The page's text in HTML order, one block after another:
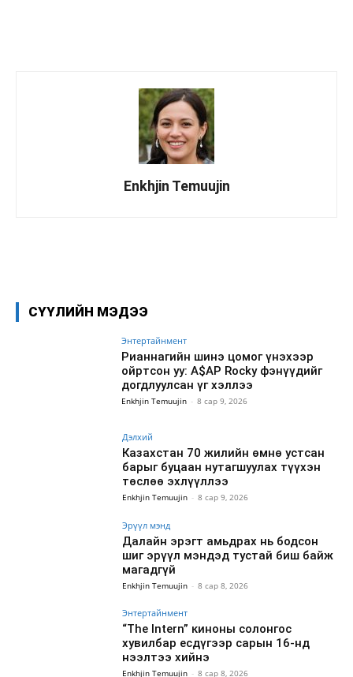
Enkhjin Temuujin
СҮҮЛИЙН МЭДЭЭ
Энтертайнмент
Рианнагийн шинэ цомог үнэхээр
ойртсон уу: A$AP Rocky фэнүүдийг
догдлуулсан үг хэллээ
Enkhjin Temuujin - 8 сар 9, 2026
Дэлхий
Казахстан 70 жилийн өмнө устсан
барыг буцаан нутагшуулах түүхэн
төслөө эхлүүллээ
Enkhjin Temuujin - 8 сар 9, 2026
Эрүүл мэнд
Далайн эрэгт амьдрах нь бодсон
шиг эрүүл мэндэд тустай биш байж
магадгүй
Enkhjin Temuujin - 8 сар 8, 2026
Энтертайнмент
“The Intern” киноны солонгос
хувилбар есдүгээр сарын 16-нд
нээлтээ хийнэ
Enkhjin Temuujin - 8 сар 8, 2026